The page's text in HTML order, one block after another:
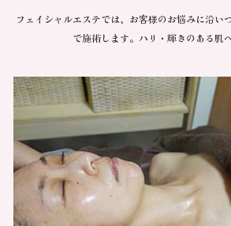
フェイシャルエステでは、お客様のお悩みに沿い
で施術します。ハリ・輝きのある肌